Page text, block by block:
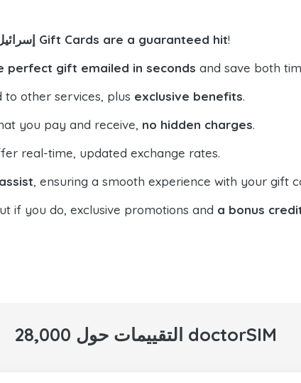
IMVU إسرائيل Gift Cards are a guaranteed hit!
perfect gift emailed in seconds and save both
to other services, plus exclusive benefits.
you pay and receive, no hidden charges.
real-time, updated exchange rates.
, ensuring a smooth experience with your gift
if you do, exclusive promotions and a bonus
28,000 التقييمات حول doctorSIM